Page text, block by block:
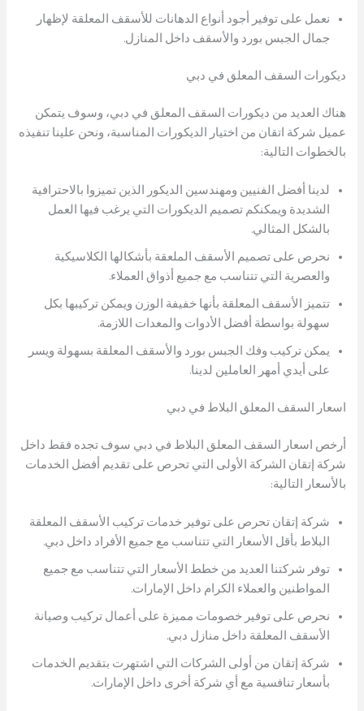
نعمل على توفير أجود أنواع الدهانات للأسقف المعلقة لإظهار
جمال الجبس بورد والأسقف داخل المنازل.
ديكورات السقف المعلق في دبي
هناك العديد من ديكورات السقف المعلق في دبي، وسوف يتمكن
عميل شركة اتقان من اختيار الديكورات المناسبة، ونحن علينا تنفيذه
بالخطوات التالية:
لدينا أفضل الفنيين ومهندسين الديكور الذين تميزوا بالاحترافية
الشديدة ويمكنكم تصميم الديكورات التي يرغب فيها العمل
بالشكل المثالي.
نحرص على تصميم الأسقف الملعقة بأشكالها الكلاسيكية
والعصرية التي تتناسب مع جميع أذواق العملاء.
تتميز الأسقف المعلقة بأنها خفيفة الوزن ويمكن تركيبها بكل
سهولة بواسطة أفضل الأدوات والمعدات اللازمة.
يمكن تركيب وفك الجبس بورد والأسقف المعلقة بسهولة ويسر
على أيدي أمهر العاملين لدينا.
اسعار السقف المعلق البلاط في دبي
أرخص اسعار السقف المعلق البلاط في دبي سوف تجده فقط داخل
شركة إتقان الشركة الأولى التي تحرص على تقديم أفضل الخدمات
بالأسعار التالية:
شركة إتقان تحرص على توفير خدمات تركيب الأسقف المعلقة
البلاط بأقل الأسعار التي تتناسب مع جميع الأفراد داخل دبي.
توفر شركتنا العديد من خطط الأسعار التي تتناسب مع جميع
المواطنين والعملاء الكرام داخل الإمارات.
نحرص على توفير خصومات مميزة على أعمال تركيب وصيانة
الأسقف المعلقة داخل منازل دبي.
شركة إتقان من أولى الشركات التي اشتهرت بتقديم الخدمات
بأسعار تنافسية مع أي شركة أخرى داخل الإمارات.